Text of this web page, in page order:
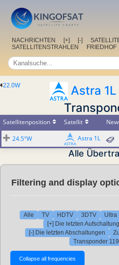
NACHRICHTEN [+] [-]
SATELLITENSTRAHLEN
FRIEDHOF
22.0W Astra 1L
Satellitenposition Satellit
24.5°W
Astra 1L
Alle
Filtering and display
Alle TV HDTV 3DTV Ultra
[+] Die letzten
[-] Die letzten Abschaltungen
Transponder 119